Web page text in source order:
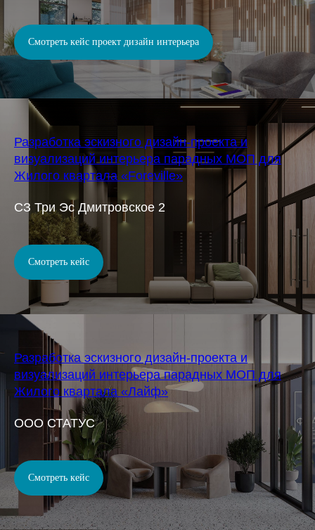
Смотреть кейс проект дизайн интерьера
Разработка эскизного дизайн-проекта и
визуализаций интерьера парадных МОП для
Жилого квартала «Foreville»
СЗ Три Эс Дмитровское 2
Смотреть кейс
Разработка эскизного дизайн-проекта и
визуализаций интерьера парадных МОП для
Жилого квартала «Лайф»
OOO СТАТУС
Смотреть кейс